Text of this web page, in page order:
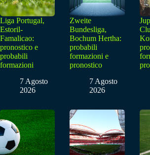
Liga Portugal,
Estoril-
Famalicao:
pronostico e
probabili
formazioni
7 Agosto
2026
Zweite
Bundesliga,
Bochum Hertha:
probabili
formazioni e
pronostico
7 Agosto
2026